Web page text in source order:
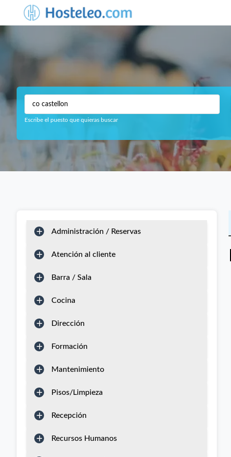
Escribe el puesto que quieras buscar
Administración / Reservas
Atención al cliente
Barra / Sala
Cocina
Dirección
Formación
Mantenimiento
Pisos/Limpieza
Recepción
Recursos Humanos